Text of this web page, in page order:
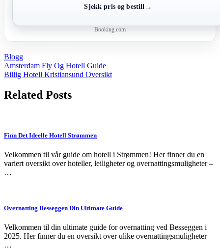
Sjekk pris og bestill →
Booking.com
Blogg
Post
navigation
Amsterdam Fly Og Hotell Guide
Billig Hotell Kristiansund Oversikt
Related Posts
Finn Det Ideelle Hotell Strømmen
Velkommen til vår guide om hotell i Strømmen! Her finner du en
variert oversikt over hoteller, leiligheter og overnattingsmuligheter –
…
Overnatting Besseggen Din Ultimate Guide
Velkommen til din ultimate guide for overnatting ved Besseggen i
2025. Her finner du en oversikt over ulike overnattingsmuligheter –
…